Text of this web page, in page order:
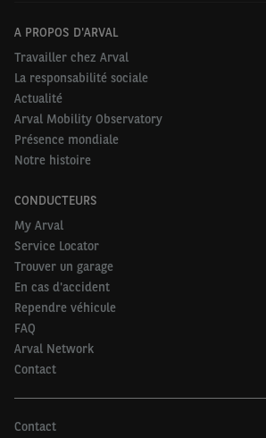
A PROPOS D'ARVAL
Travailler chez Arval
La responsabilité sociale
Actualité
Arval Mobility Observatory
Présence mondiale
Notre histoire
CONDUCTEURS
My Arval
Service Locator
Trouver un garage
En cas d'accident
Rependre véhicule
FAQ
Arval Network
Contact
Contact